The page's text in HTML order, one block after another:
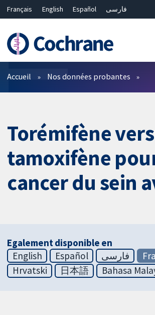
Français English Español
فارسی
Bahasa Malaysia
ไทย
繁體中文
简体中文
Filtres
Accueil Nos données probantes
Torémifène
tamoxifène
cancer du sein
Egalement disponible en
English
Español فارسی
Hrvatski
日本語 Bahasa